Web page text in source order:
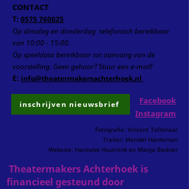
CONTACT
T: 0575 760025
Op dinsdag en donderdag telefonischbereikbaar
van 10:00 - 15:00.
Op speeldata bereikbaar tot aanvang van de
voorstelling. Geen gehoor? Stuur een e-mail!
E: info@theatermakersachterhoek.nl
Facebook
Instagram
inschrijven nieuwsbrief
Fotografie: Vincent Tollenaar
Trailer: Mendel Hardeman
Website: Hanneke Huurnink en Manja Bedner
Theatermakers Achterhoek is
financieel gesteund door